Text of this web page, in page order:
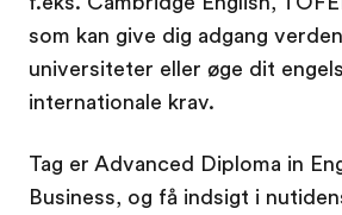
som kan give dig adgang
universiteter eller øge dit
internationale krav.
Tag er Advanced Diploma in
Business, og få indsigt i